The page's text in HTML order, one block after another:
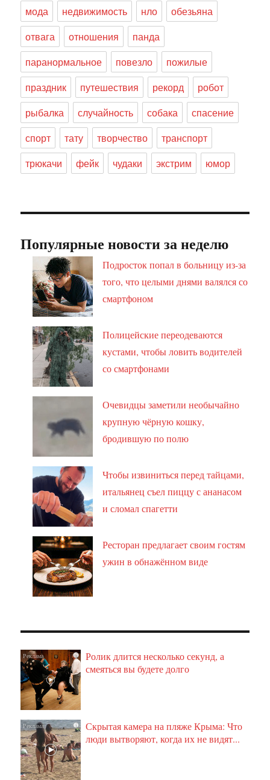
мода
недвижимость нло
обезьяна
отвага
отношения
панда
паранормальное
повезло
пожилые
праздник
путешествия рекорд
робот
рыбалка
случайность собака
спасение
спорт
тату творчество
транспорт
трюкачи
фейк чудаки экстрим юмор
Популярные новости за неделю
Подросток попал в больницу из-за
того, что целыми днями валялся со
смартфоном
Полицейские переодеваются
кустами, чтобы ловить водителей
со смартфонами
Очевидцы заметили необычайно
крупную чёрную кошку,
бродившую по полю
Чтобы извиниться перед тайцами,
итальянец съел пиццу с ананасом
и сломал спагетти
Ресторан предлагает своим гостям
ужин в обнажённом виде
i
Ролик длится несколько секунд, а
смеяться вы будете долго
i
Скрытая камера на пляже Крыма: Что
люди вытворяют, когда их не видят...